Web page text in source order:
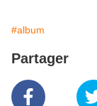
#album
Partager